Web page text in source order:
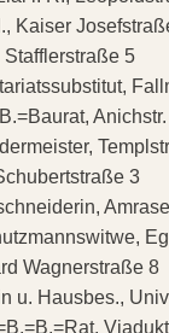
Kaiser
5
3
Wagnerstraße 8
u. Hausbes.,